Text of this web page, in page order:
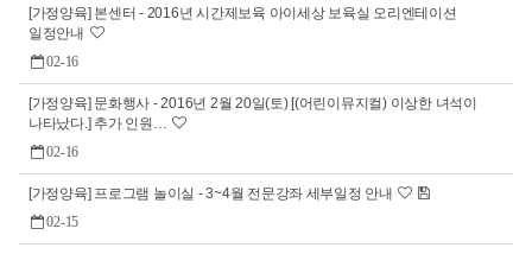
[가정양육] 본센터 - 2016년 시간제보육 아이세상 보육실 오리엔테이션
일정안내
02-16
[가정양육] 문화행사 - 2016년 2월 20일(토) [(어린이뮤지컬) 이상한 녀석이
나타났다.] 추가 인원…
02-16
[가정양육] 프로그램 놀이실 - 3~4월 전문강좌 세부일정 안내
02-15